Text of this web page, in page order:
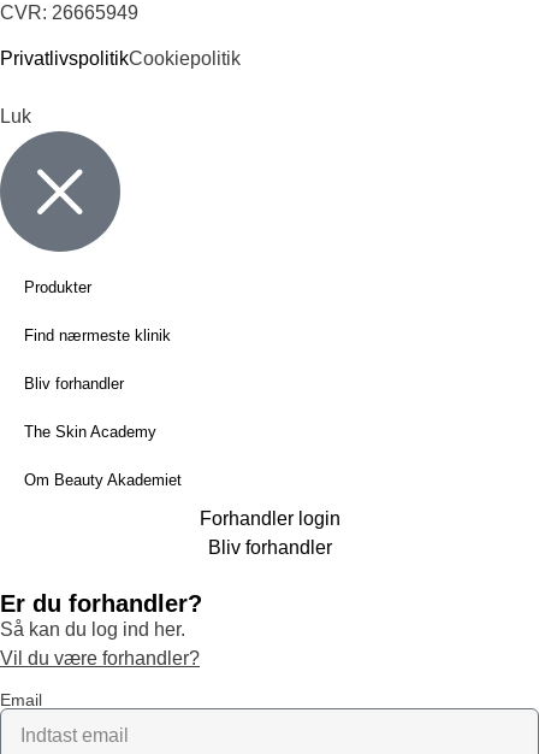
CVR: 26665949
PrivatlivspolitikCookiepolitik
Luk
Produkter
Find nærmeste klinik
Bliv forhandler
The Skin Academy
Om Beauty Akademiet
Forhandler login
Bliv forhandler
Er du forhandler?
Så kan du log ind her.
Vil du være forhandler?
Email